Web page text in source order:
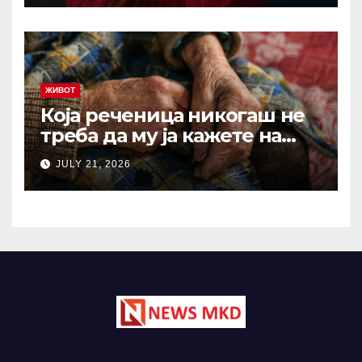
1.000 години ова сè уште е
еден од најдобрите совети
ЖИВОТ
Која реченица никогаш не
треба да му ја кажете на
вашиот остарен родител?
Зборови што отвораат рани
кои никогаш не
JULY 21, 2026